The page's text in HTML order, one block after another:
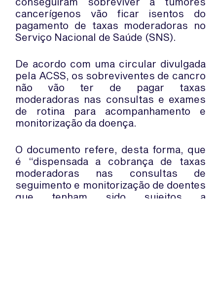
cancerígenos vão ficar isentos do
pagamento de taxas moderadoras no
Serviço Nacional de Saúde (SNS).
De acordo com uma circular divulgada
pela ACSS, os sobreviventes de cancro
não vão ter de pagar taxas
moderadoras nas consultas e exames
de rotina para acompanhamento e
monitorização da doença.
O documento refere, desta forma, que
é “dispensada a cobrança de taxas
moderadoras nas consultas de
seguimento e monitorização de doentes
que tenham sido sujeitos a